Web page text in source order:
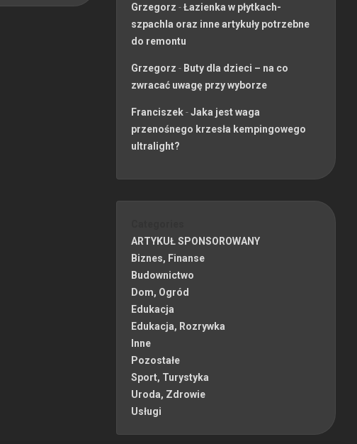
Grzegorz -Łazienka w płytkach-
szpachla oraz inne artykuły potrzebne
do remontu
Grzegorz - Buty dla dzieci – na co
zwracać uwagę przy wyborze
Franciszek-Jaka jest waga
przenośnego krzesła kempingowego
ultralight?
ARTYKUŁ SPONSOROWANY
Biznes, Finanse
Budownictwo
Dom, Ogród
Edukacja
Edukacja, Rozrywka
Inne
Pozostałe
Sport, Turystyka
Uroda, Zdrowie
Usługi